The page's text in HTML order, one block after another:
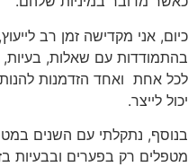
כיום, אני מקדישה זמן רב לייעוץ,
בהתמודדות עם שאלות,
לכל אחת ואחד הזדמנות
יכול לייצר.
בנוסף, נתקלתי עם השנים
מטפלים רק בפערים ובבעיות